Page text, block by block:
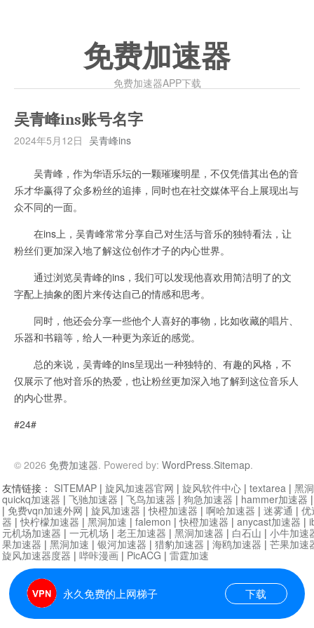
免费加速器
免费加速器APP下载
吴青峰ins账号名字
2024年5月12日 吴青峰ins
吴青峰，作为华语乐坛的一颗璀璨明星，不仅凭借其出色的音
乐才华赢得了众多粉丝的追捧，同时也在社交媒体平台上展现出与
众不同的一面。
在ins上，吴青峰常常分享自己对生活与音乐的独特看法，让
粉丝们更加深入地了解这位创作才子的内心世界。
通过浏览吴青峰的ins，我们可以发现他喜欢用简洁明了的文
字配上抽象的图片来传达自己的情感和思考。
同时，他还会分享一些他个人喜好的事物，比如收藏的唱片、
乐器和书籍等，给人一种更为亲近的感觉。
总的来说，吴青峰的ins呈现出一种独特的、有趣的风格，不
仅展示了他对音乐的热爱，也让粉丝更加深入地了解到这位音乐人
的内心世界。
#24#
© 2026 免费加速器. Powered by: WordPress.Sitemap.
永久免费的上网梯子 下载
友情链接： SITEMAP | 旋风加速器官网 | 旋风软件中心 | textarea | 黑
quickq加速器 | 飞驰加速器 | 飞鸟加速器 | 狗急加速器 | hammer加速器
| 免费vqn加速外网 | 旋风加速器 |快橙加速器 | 啊哈加速器 | 迷雾通 | 优
器 |快柠檬加速器 | 黑洞加速 | falemon |快橙加速器 | anycast加速器 |
元机场加速器 | 一元机场 | 老王加速器 | 黑洞加速器 | 白石山 | 小牛加速
果加速器 | 黑洞加速 | 银河加速器 | 猎豹加速器 | 海鸥加速器 | 芒果加速
旋风加速器度器 | 哔咔漫画 | PicACG | 雷霆加速